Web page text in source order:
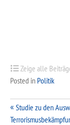
Zeige alle
Posted in Politik
Studie zu den